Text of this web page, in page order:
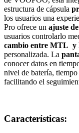
estructura de cápsula
los usuarios una
Pro ofrece un ajuste
usuarios controlarlo
cambio entre MTL y
personalizada. La
conocer datos en
nivel de batería, tiempo
facilitando el
Características: